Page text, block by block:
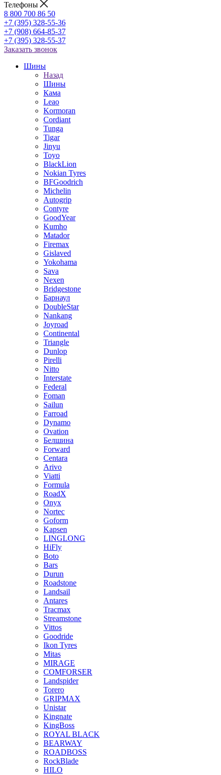
Телефоны
8 800 700 86 50
+7 (395) 328-55-36
+7 (908) 664-85-37
+7 (395) 328-55-37
Заказать звонок
Шины
Назад
Шины
Кама
Leao
Kormoran
Cordiant
Tunga
Tigar
Jinyu
Toyo
BlackLion
Nokian Tyres
BFGoodrich
Michelin
Autogrip
Contyre
GoodYear
Kumho
Matador
Firemax
Gislaved
Yokohama
Sava
Nexen
Bridgestone
Барнаул
DoubleStar
Nankang
Joyroad
Continental
Triangle
Dunlop
Pirelli
Nitto
Interstate
Federal
Foman
Sailun
Farroad
Dynamo
Ovation
Белшина
Forward
Centara
Arivo
Viatti
Formula
RoadX
Onyx
Nortec
Goform
Kapsen
LINGLONG
HiFly
Boto
Bars
Durun
Roadstone
Landsail
Antares
Tracmax
Streamstone
Vittos
Goodride
Ikon Tyres
Mitas
MIRAGE
COMFORSER
Landspider
Torero
GRIPMAX
Unistar
Kingnate
KingBoss
ROYAL BLACK
BEARWAY
ROADBOSS
RockBlade
HILO